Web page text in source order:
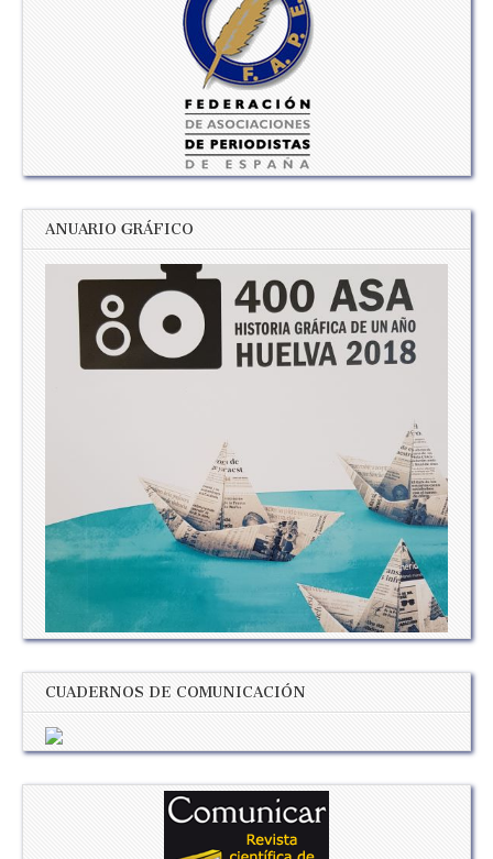
ANUARIO GRÁFICO
CUADERNOS DE COMUNICACIÓN